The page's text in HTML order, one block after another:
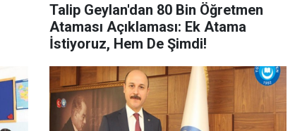
Talip Geylan'dan 80 Bin Öğretmen
Ataması Açıklaması: Ek Atama
İstiyoruz, Hem De Şimdi!